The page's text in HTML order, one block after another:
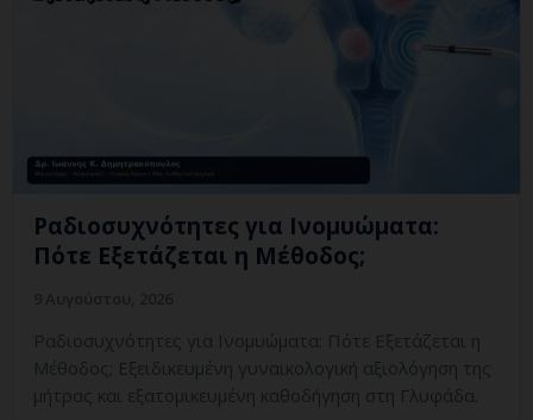
Ραδιοσυχνότητες για Ινομυώματα:
Πότε Εξετάζεται η Μέθοδος;
Ραδιοσυχνότητες για Ινομυώματα: Πότε Εξετάζεται η
Μέθοδος; Εξειδικευμένη γυναικολογική αξιολόγηση της
μήτρας και εξατομικευμένη καθοδήγηση στη Γλυφάδα.